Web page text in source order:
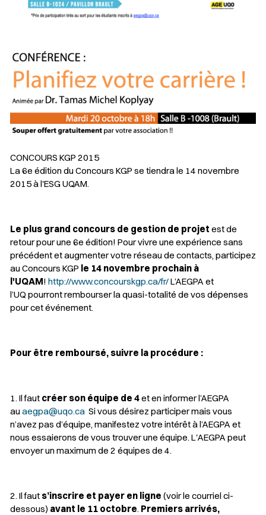
CONCOURS KGP 2015
La 6e édition du Concours KGP se tiendra le 14 novembre
2015 à l'ESG UQAM.
Le plus grand concours de gestion de projet est de
retour pour une 6e édition! Pour vivre une expérience sans
précédent et augmenter votre réseau de contacts, participez
au Concours KGP le 14 novembre prochain à
l'UQAM! http://www.concourskgp.ca/fr/L’AEGPA et
l’UQ pourront rembourser la quasi-totalité de vos dépenses
pour cet événement.
Pour être remboursé, suivre la procédure :
1. Il faut créer son équipe de 4et en informer l’AEGPA
au aegpa@uqo.ca Si vous désirez participer mais vous
n’avez pas d’équipe, manifestez votre intérêt à l’AEGPA et
nous essaierons de vous trouver une équipe. L'AEGPA peut
envoyer un maximum de 2 équipes de 4.
2. Il faut s’inscrire et payer en ligne (voir le courriel ci-
dessous) avant le 11 octobre. Premiers arrivés,